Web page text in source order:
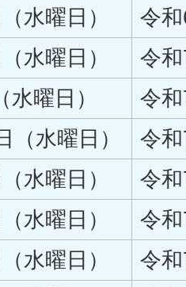
水曜日）
令
水曜日）
令
曜日）
令
（水曜日）
令
水曜日）
令
水曜日）
令
水曜日）
令